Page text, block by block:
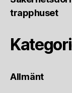
trapphuset
Allmänt